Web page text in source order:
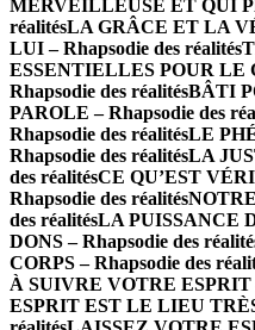
MERVEILLEUSE ET QUI
réalitésLA GRÂCE ET LA
LUI – Rhapsodie des réalités
ESSENTIELLES POUR
Rhapsodie des réalitésBÂTI
PAROLE – Rhapsodie des
Rhapsodie des réalitésLE
Rhapsodie des réalitésLA
des réalitésCE QU’EST
Rhapsodie des réalités
des réalitésLA PUISSANCE
DONS – Rhapsodie des
CORPS – Rhapsodie des
À SUIVRE VOTRE ESPRIT
ESPRIT EST LE LIEU